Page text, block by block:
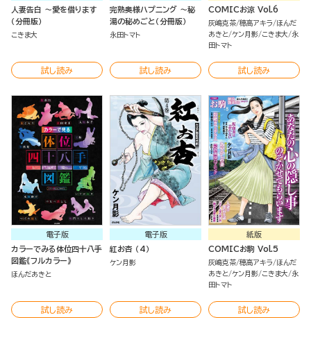
人妻告白 ～愛を借ります
（分冊版）
こきま大
試し読み
完熟奥様ハプニング ～秘
湯の秘めごと（分冊版）
永田トマト
試し読み
COMICお涼 Vol.6
灰嶋克茶 穂高アキラ
ほんだ
あきと ケン月影 こきま大
永
田トマト
試し読み
電子版
カラーでみる体位四十八手
図鑑《フルカラー》
ほんだあきと
試し読み
電子版
紅お杏 （4）
ケン月影
試し読み
紙版
COMICお駒 Vol.5
灰嶋克茶 穂高アキラ
ほんだ
あきと ケン月影 こきま大
永
田トマト
試し読み